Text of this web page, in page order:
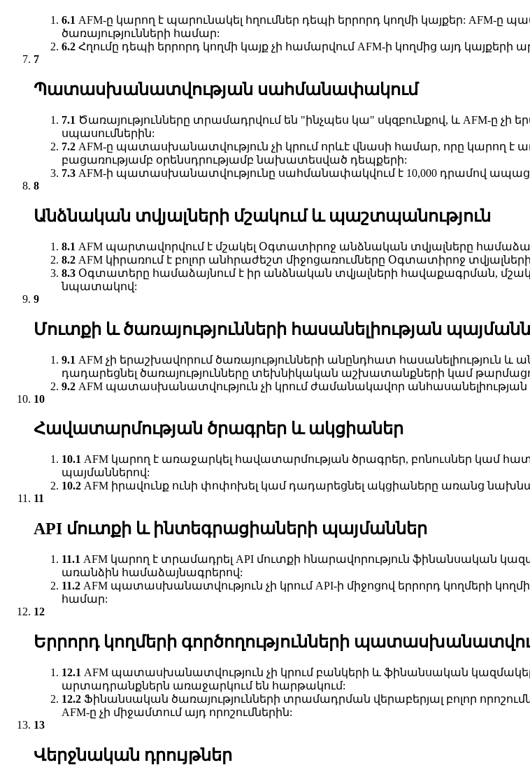
AFM-ը կարող է պարունակել հղումներ դեպի երրորդ կողմի կայքեր: AFM-ը
ծառայությունների համար:
Հղումը դեպի երրորդ կողմի կայք չի համարվում AFM-ի կողմից այդ
Պատասխանատվության սահմանափակում
Ծառայությունները տրամադրվում են "ինչպես կա" սկզբունքով, և AFM-
սպասումներին:
AFM-ը պատասխանատվություն չի կրում որևէ վնասի համար, որը կարող է
բացառությամբ օրենսդրությամբ նախատեսված դեպքերի:
AFM-ի պատասխանատվությունը սահմանափակվում է 10,000 դրամով
Անձնական տվյալների մշակում և պաշտպանություն
AFM պարտավորվում է մշակել Օգտատիրոջ անձնական տվյալները
AFM կիրառում է բոլոր անհրաժեշտ միջոցառումները Օգտատիրոջ
Օգտատերը համաձայնում է իր անձնական տվյալների հավաքագրման,
նպատակով:
Մուտքի և ծառայությունների հասանելիության
AFM չի երաշխավորում ծառայությունների անընդհատ
դադարեցնել ծառայությունները տեխնիկական աշխատանքների կամ
AFM պատասխանատվություն չի կրում ժամանակավոր
Հավատարմության ծրագրեր և ակցիաներ
AFM կարող է առաջարկել հավատարմության ծրագրեր, բոնուսներ կամ
պայմաններով:
AFM իրավունք ունի փոփոխել կամ դադարեցնել ակցիաները առանց
API մուտքի և ինտեգրացիաների պայմաններ
AFM կարող է տրամադրել API մուտքի հնարավորություն ֆինանսական
առանձին համաձայնագրերով:
AFM պատասխանատվություն չի կրում API-ի միջոցով երրորդ կողմերի
համար:
Երրորդ կողմերի գործողությունների
AFM պատասխանատվություն չի կրում բանկերի և ֆինանսական
արտադրանքներն առաջարկում են հարթակում:
Ֆինանսական ծառայությունների տրամադրման վերաբերյալ բոլոր
AFM-ը չի միջամտում այդ որոշումներին:
Վերջնական դրույթներ